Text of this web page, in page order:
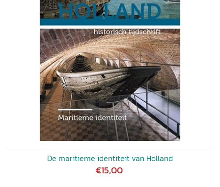
De maritieme identiteit van Holland
€15,00